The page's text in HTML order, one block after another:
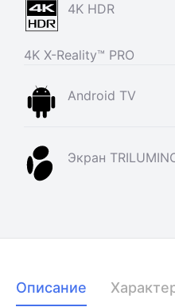
4K HDR
4K X-Reality™ PRO
Android TV
Экран
Описание